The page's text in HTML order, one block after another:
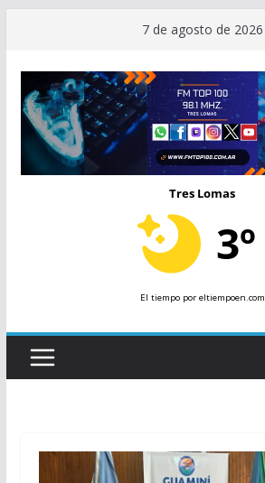
contenido
7 de agosto de 2026
Tres Lomas
3º
El tiempopor eltiempoen.com